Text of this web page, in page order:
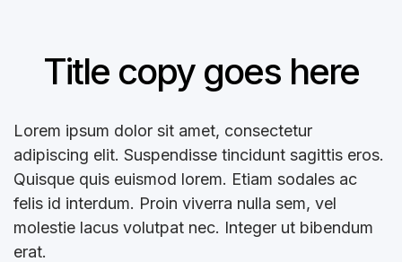
Title copy goes here
Lorem ipsum dolor sit amet, consectetur
adipiscing elit. Suspendisse tincidunt sagittis eros.
Quisque quis euismod lorem. Etiam sodales ac
felis id interdum. Proin viverra nulla sem, vel
molestie lacus volutpat nec. Integer ut bibendum
erat.